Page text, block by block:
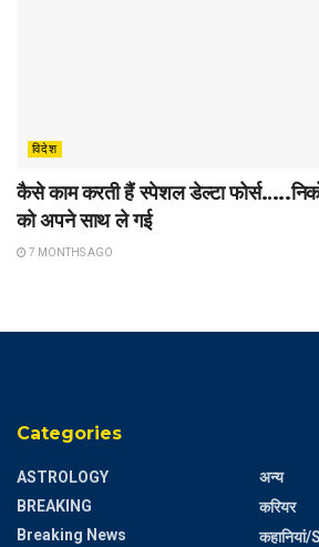
विदेश
कैसे काम करती हैं स्पेशल डेल्टा
को अपने साथ ले गई
7 MONTHS AGO
Categories
ASTROLOGY
BREAKING
Breaking News
अन्य
करियर